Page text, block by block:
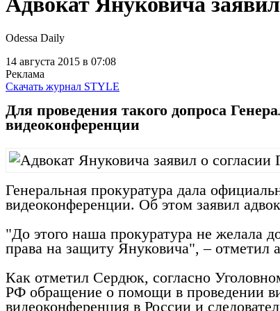
Odessa Daily
14 августа 2015 в 07:08
Реклама
Скачать журнал STYLE
Для проведения такого допроса
видеоконференции
Генеральная прокуратура дала
видеоконференции. Об этом заявил
"До этого наша прокуратура не желала
права на защиту Януковича", – отметил
Как отметил Сердюк, согласно
РФ обращение о помощи в проведении
видеоконференция в России и